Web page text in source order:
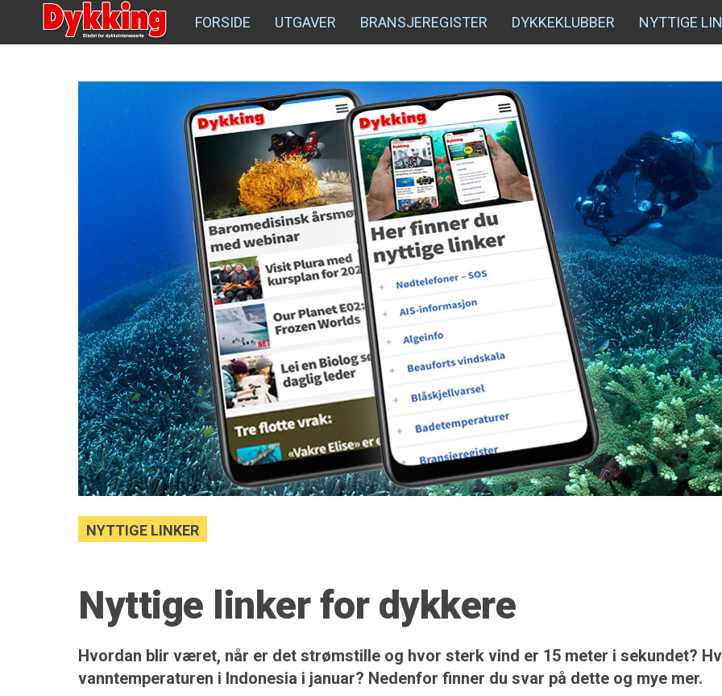
FORSIDE UTGAVER BRANSJEREGISTER DYKKEKLUBBER NYTTIGE
NYTTIGE LINKER
Nyttige linker for dykkere
Hvordan blir været, når er det strømstille og hvor sterk vind er 15 meter i sekundet?
vanntemperaturen i Indonesia i januar? Nedenfor finner du svar på dette og mye mer.